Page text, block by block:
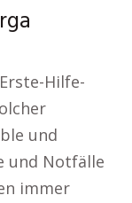
Hilfe-
und
und Notfälle
immer